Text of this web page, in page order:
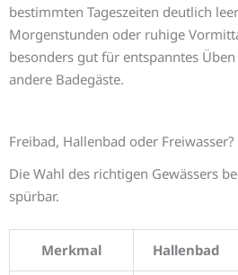
bestimmten Tageszeiten deutlich
Morgenstunden oder ruhige
besonders gut für entspanntes
andere Badegäste.
Freibad, Hallenbad oder Freiwasser?
Die Wahl des richtigen Gewässers
spürbar.
Merkmal Hallenbad